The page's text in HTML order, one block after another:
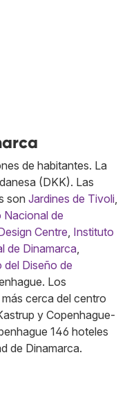
de habitantes. La
(DKK). Las
son Jardines de Tivoli
Nacional de
Centre Instituto
de Dinamarca
del Diseño de
Los
cerca del centro
y Copenhague-
146 hoteles
de Dinamarca.